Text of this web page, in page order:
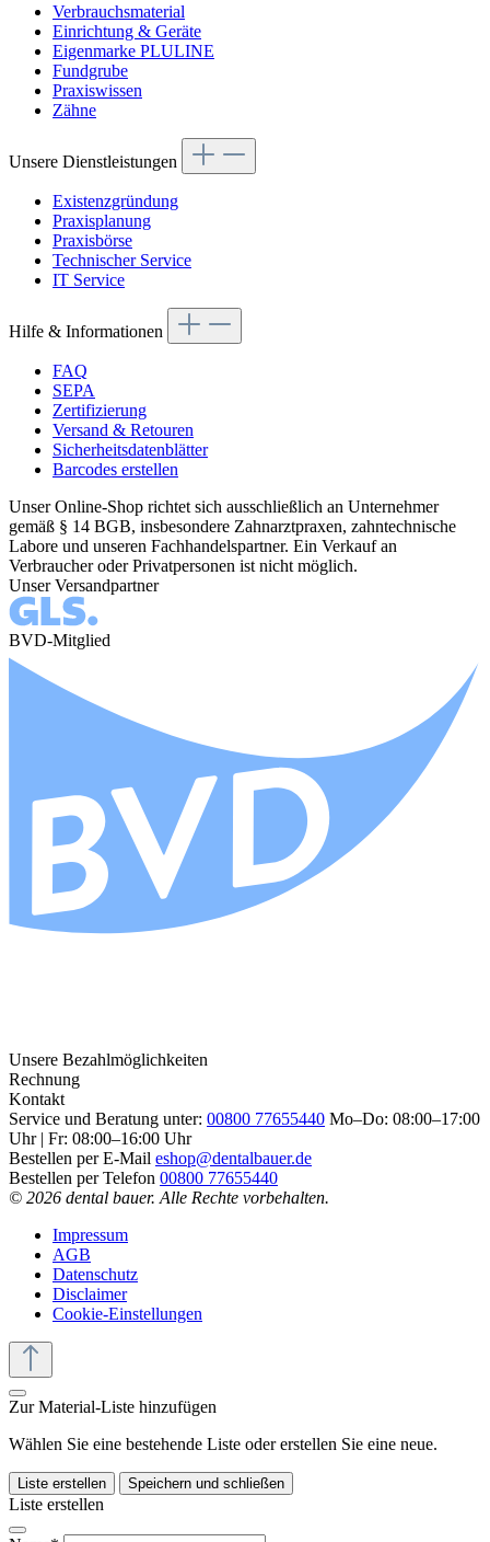
Verbrauchsmaterial
Einrichtung & Geräte
Eigenmarke PLULINE
Fundgrube
Praxiswissen
Zähne
Unsere Dienstleistungen
Existenzgründung
Praxisplanung
Praxisbörse
Technischer Service
IT Service
Hilfe & Informationen
FAQ
SEPA
Zertifizierung
Versand & Retouren
Sicherheitsdatenblätter
Barcodes erstellen
Unser Online-Shop richtet sich ausschließlich an Unternehmer
gemäß § 14 BGB, insbesondere Zahnarztpraxen, zahntechnische
Labore und unseren Fachhandelspartner. Ein Verkauf an
Verbraucher oder Privatpersonen ist nicht möglich.
Unser Versandpartner
BVD-Mitglied
Unsere Bezahlmöglichkeiten
Rechnung
Kontakt
Service und Beratung unter: 00800 77655440 Mo–Do: 08:00–17:00
Uhr | Fr: 08:00–16:00 Uhr
Bestellen per E-Mail eshop@dentalbauer.de
Bestellen per Telefon 00800 77655440
© 2026 dental bauer. Alle Rechte vorbehalten.
Impressum
AGB
Datenschutz
Disclaimer
Cookie-Einstellungen
Zur Material-Liste hinzufügen
Wählen Sie eine bestehende Liste oder erstellen Sie eine neue.
Liste erstellen Speichern und schließen
Liste erstellen